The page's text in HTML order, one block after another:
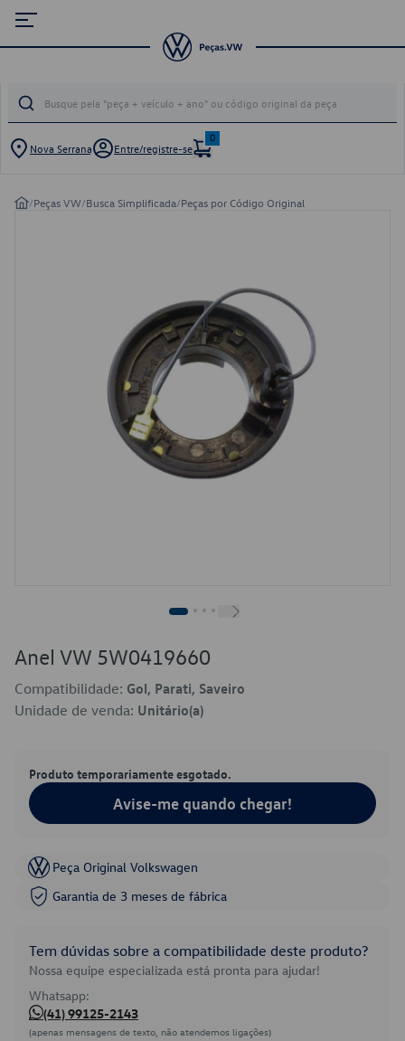
Nova Serrana Entre/registre-se
0
/Peças VW/Busca Simplificada/Peças por Código Original
Anel VW 5W0419660
Compatibilidade: Gol, Parati, Saveiro
Unidade de venda: Unitário(a)
Produto temporariamente esgotado.
Avise-me quando chegar!
Peça Original Volkswagen
Garantia de 3 meses de fábrica
Tem dúvidas sobre a compatibilidade deste produto?
Nossa equipe especializada está pronta para ajudar!
Whatsapp:
(41) 99125-2143
(apenas mensagens de texto, não atendemos ligações)